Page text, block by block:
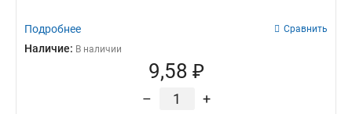
Подробнее Сравнить
Наличие: В наличии
9,58 ₽
– +